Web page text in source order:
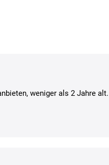
weniger als 2 Jahre alt.